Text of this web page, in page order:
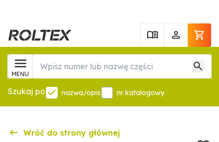
MENU
Szukaj po nazwa/opis nr katalogowy
Wróć do strony głównej